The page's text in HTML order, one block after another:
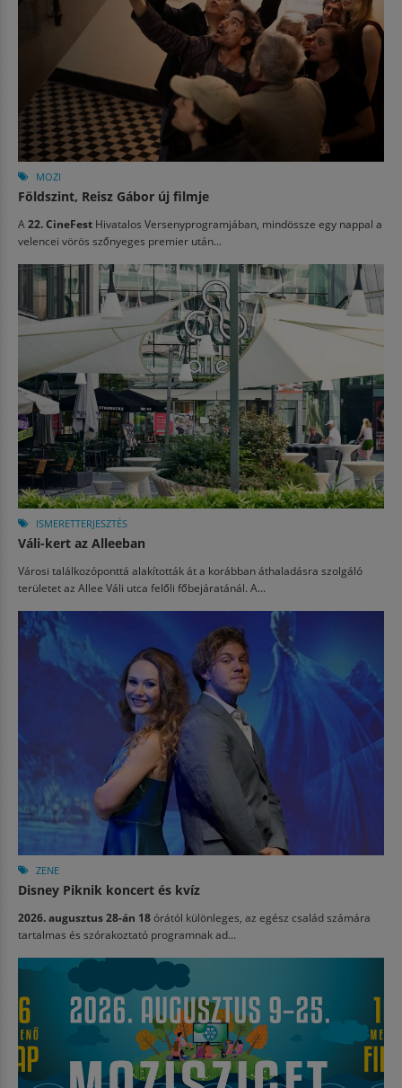
MOZI
Földszint, Reisz Gábor új filmje
A 22. CineFest Hivatalos Versenyprogramjában, mindössze egy nappal a
velencei vörös szőnyeges premier után...
ISMERETTERJESZTÉS
Váli-kert az Alleeban
Városi találkozóponttá alakították át a korábban áthaladásra szolgáló
területet az Allee Váli utca felőli főbejáratánál. A...
ZENE
Disney Piknik koncert és kvíz
2026. augusztus 28-án 18órától különleges, az egész család számára
tartalmas és szórakoztató programnak ad...